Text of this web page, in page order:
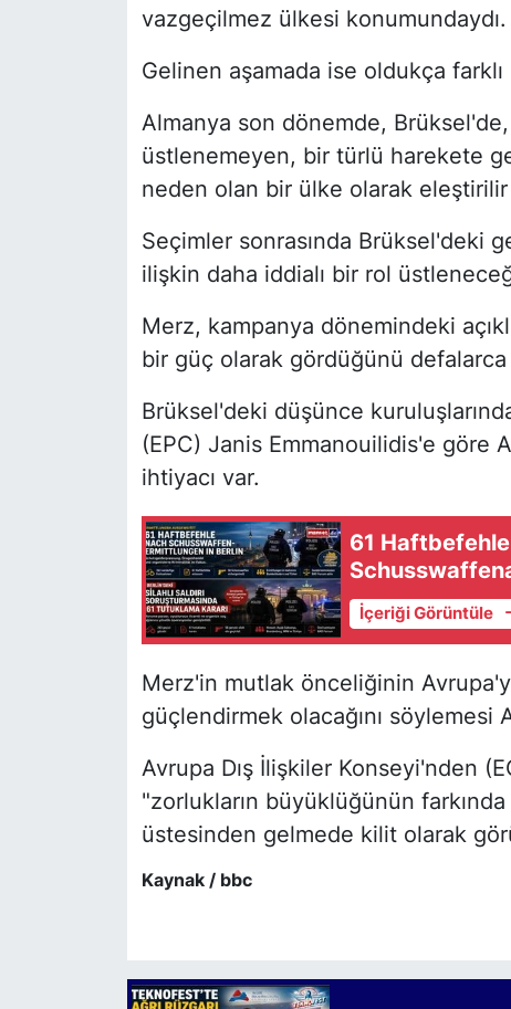
vazgeçilmez ülkesi konumundaydı.
Gelinen aşamada ise oldukça
Almanya son dönemde,
üstlenemeyen, bir türlü harekete
neden olan bir ülke olarak
Seçimler sonrasında Brüksel'deki
ilişkin daha iddialı bir rol
Merz, kampanya dönemindeki
bir güç olarak gördüğünü defalarca
Brüksel'deki düşünce
(EPC) Janis Emmanouilidis'e göre
ihtiyacı var.
61
İçeriği Görüntüle
Merz'in mutlak önceliğinin
güçlendirmek olacağını söylemesi
Avrupa Dış İlişkiler Konseyi'nden
"zorlukların büyüklüğünün
üstesinden gelmede kilit olarak
Kaynak / bbc